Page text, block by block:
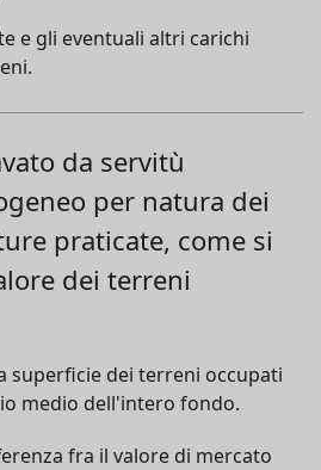
e gli eventuali altri carichi
da servitù
per natura dei
praticate, come si
dei terreni
superficie dei terreni occupati
medio dell'intero fondo.
fra il valore di mercato